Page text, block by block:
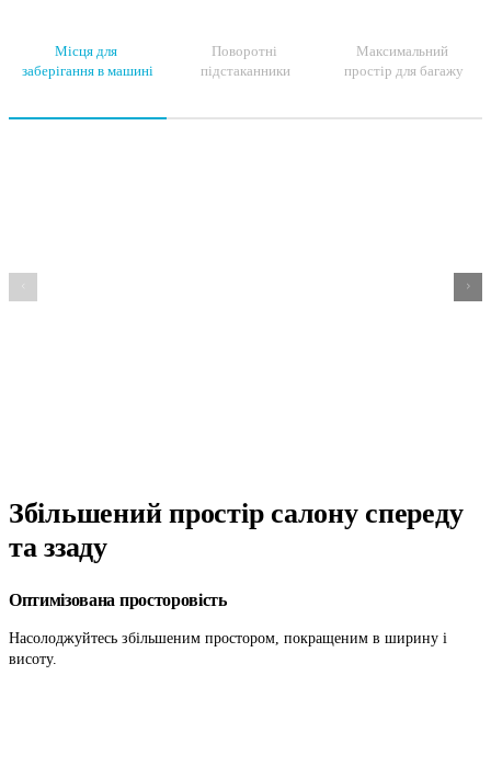
Місця для
заберігання в машині
Поворотні
підстаканники
Максимальний
простір для багажу
Збільшенийпростір салону спереду
та ззаду
Оптимізована просторовість
Насолоджуйтесь збільшеним простором, покращеним в ширину і
висоту.